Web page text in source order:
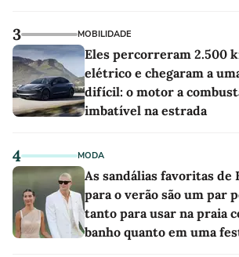
3 MOBILIDADE
Eles percorreram 2.500
elétrico e chegaram a
difícil: o motor a
imbatível na estrada
4 MODA
As sandálias favoritas de
para o verão são um par
tanto para usar na praia
banho quanto em uma